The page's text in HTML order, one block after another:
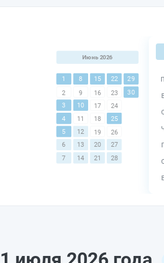
Июнь 2026
1
2
3
4
5
6
7
8
9
10
11
12
13
14
15
16
17
18
19
20
21
22
23
24
25
26
27
28
29
30